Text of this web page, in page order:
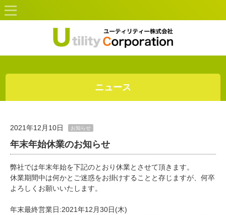
ニュース
2021年12月10日 お知らせ
年末年始休業のお知らせ
弊社では年末年始を下記のとおり休業とさせて頂きます。
休業期間中は何かとご迷惑をお掛けすることと存じますが、何卒
よろしくお願いいたします。
年末最終営業日:2021年12月30日(木)